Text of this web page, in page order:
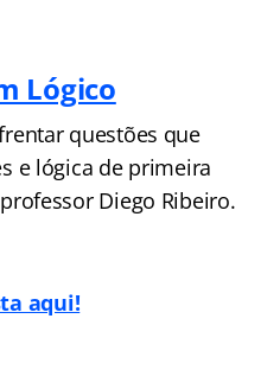
Lógico
questões que
e lógica de primeira
Diego Ribeiro.
aqui!